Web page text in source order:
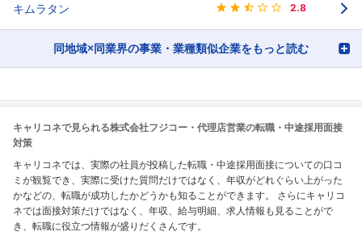
キムラタン 2.8
同地域×同業界の事業・業種類似企業をもっと読む
キャリコネで見られる株式会社フジコー・代理店営業の転職・中途採用面接
対策
キャリコネでは、実際の社員が投稿した転職・中途採用面接についての口コ
ミが観覧でき、実際に受けた質問だけではなく、年収がどれぐらい上がった
かなどの、転職が成功したかどうかも知ることができます。 さらにキャリコ
ネでは面接対策だけではなく、年収、給与明細、求人情報も見ることがで
き、転職に役立つ情報が盛りだくさんです。